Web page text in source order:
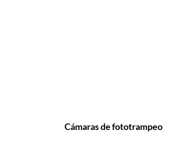
Cámaras de fototrampeo